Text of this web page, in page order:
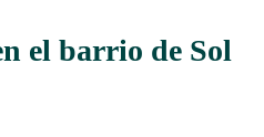
el barrio de Sol